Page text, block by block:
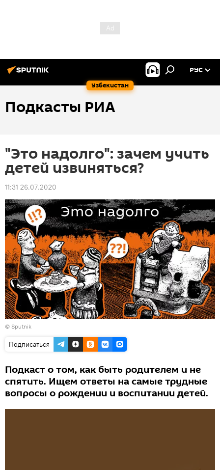
Узбекистан
РУС
Подкасты РИА
"Это надолго": зачем учить
детей извиняться?
11:31 26.07.2020
© Sputnik
Подписаться
Подкаст о том, как быть родителем и не
спятить. Ищем ответы на самые трудные
вопросы о рождении и воспитании детей.